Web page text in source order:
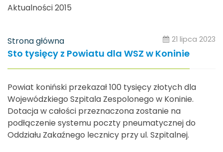
Aktualności 2015
Strona główna 21 lipca 2023
Sto tysięcy z Powiatu dla WSZ w Koninie
Powiat koniński przekazał 100 tysięcy złotych dla
Wojewódzkiego Szpitala Zespolonego w Koninie.
Dotacja w całości przeznaczona zostanie na
podłączenie systemu poczty pneumatycznej do
Oddziału Zakaźnego lecznicy przy ul. Szpitalnej.